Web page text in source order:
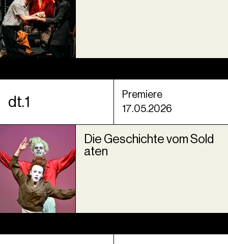
dt.1
Premiere
17.05.2026
Die Geschichte vom Sold
aten